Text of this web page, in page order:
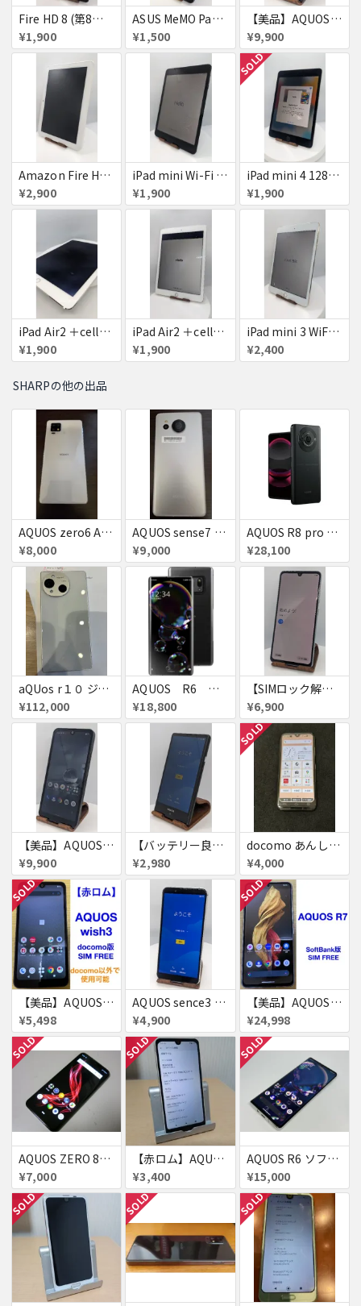
Fire HD 8 (第8世代)
¥1,900
ASUS MeMO Pad 8 AST21 au
¥1,500
【美品】AQUOS wish A103SH
¥9,900
Amazon Fire HD 8 タブレット
¥2,900
iPad mini Wi-Fi + Cellular 64GB
¥1,900
SOLD
iPad mini 4 128GB
¥1,900
iPad Air2 ＋cellular 16GB
¥1,900
iPad Air2 ＋cellular 16GB
¥1,900
iPad mini 3 WiFi+Cellular 16GB
¥2,400
SHARPの他の出品
AQUOS zero6 A102SH
¥8,000
AQUOS sense7 plus A208SH
¥9,000
AQUOS R8 pro SoftBank 送料無料
¥28,100
aQUos r１０ ジャンク品
¥112,000
AQUOS R6 ハイエンド 定価約13万円
¥18,800
【SIMロック解除済・初期化済】Galaxy A41 SCV48
¥6,900
【美品】AQUOS wish A103SH
¥9,900
【バッテリー良好・SIMロック解除済】AQUOS SERIE mini SHV33 16GB
¥2,980
SOLD
docomo あんしんスマホ KY-51B ピンクゴールド simフリー 極美品 判定△
¥4,000
SOLD
【美品】AQUOS wish3 64GB 赤ロム
¥5,498
AQUOS sence3 basic
¥4,900
SOLD
【美品】AQUOS R7 256GB
¥24,998
SOLD
AQUOS ZERO 801SH ネットワーク制限△
¥7,000
SOLD
【赤ロム】AQUOS wish A104SH 4GB/64GB SIMフリー
¥3,400
SOLD
AQUOS R6 ソフトバンク版 ホワイト 訳あり品！
¥15,000
SOLD SOLD SOLD